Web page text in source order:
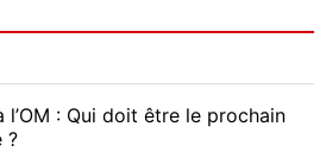
: Qui doit être le prochain
?